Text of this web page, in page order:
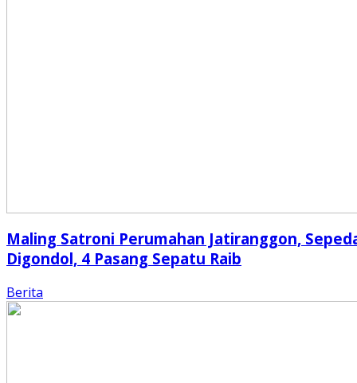
Maling Satroni Perumahan Jatiranggon,
Digondol, 4 Pasang Sepatu Raib
Berita